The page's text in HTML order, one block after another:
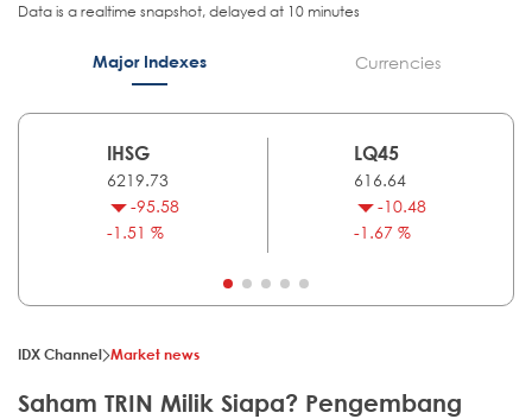
Data is a realtime snapshot, delayed at 10 minutes
Major Indexes Currencies
IHSG
6219.73
-95.58
-1.51 %
LQ45
616.64
-10.48
-1.67 %
IDX Channel Market news
Saham TRIN Milik Siapa? Pengembang